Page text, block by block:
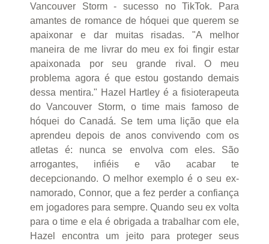
Vancouver Storm - sucesso no TikTok. Para
amantes de romance de hóquei que querem se
apaixonar e dar muitas risadas. "A melhor
maneira de me livrar do meu ex foi fingir estar
apaixonada por seu grande rival. O meu
problema agora é que estou gostando demais
dessa mentira." Hazel Hartley é a fisioterapeuta
do Vancouver Storm, o time mais famoso de
hóquei do Canadá. Se tem uma lição que ela
aprendeu depois de anos convivendo com os
atletas é: nunca se envolva com eles. São
arrogantes, infiéis e vão acabar te
decepcionando. O melhor exemplo é o seu ex-
namorado, Connor, que a fez perder a confiança
em jogadores para sempre. Quando seu ex volta
para o time e ela é obrigada a trabalhar com ele,
Hazel encontra um jeito para proteger seus